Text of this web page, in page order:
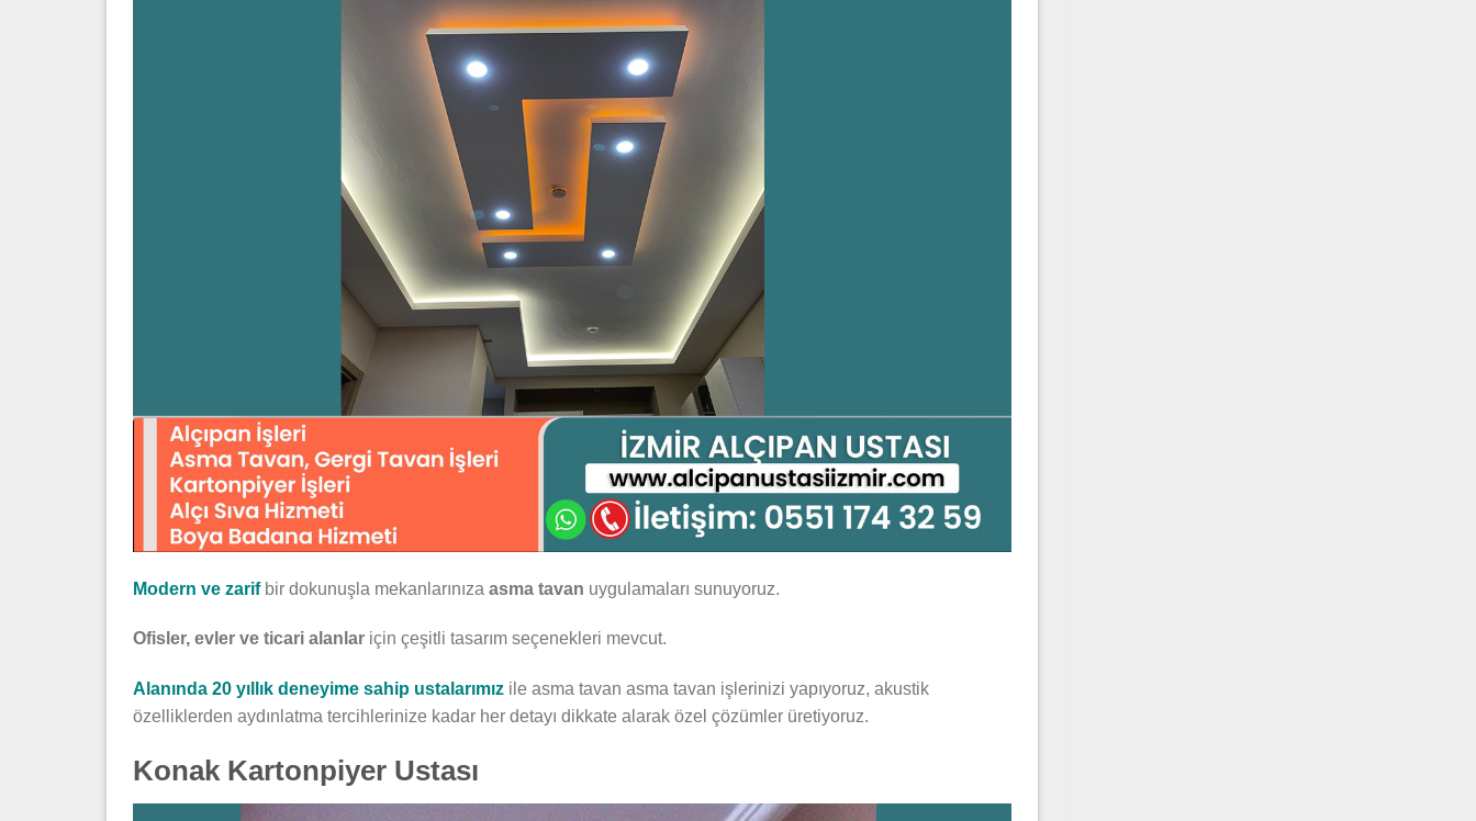
Modern ve zarif bir dokunuşla mekanlarınıza asma tavan uygulamaları sunuyoruz.
Ofisler, evler ve ticari alanlar için çeşitli tasarım seçenekleri mevcut.
Alanında 20 yıllık deneyime sahip ustalarımız ile asma tavan asma tavan işlerinizi yapıyoruz, akustik
özelliklerden aydınlatma tercihlerinize kadar her detayı dikkate alarak özel çözümler üretiyoruz.
Konak Kartonpiyer Ustası